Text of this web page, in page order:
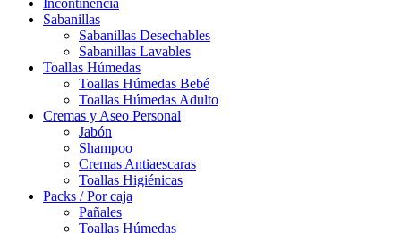
Sabanillas
Sabanillas Desechables
Sabanillas Lavables
Toallas Húmedas
Toallas Húmedas Bebé
Toallas Húmedas Adulto
Cremas y Aseo Personal
Jabón
Shampoo
Cremas Antiaescaras
Toallas Higiénicas
Packs / Por caja
Pañales
Toallas Húmedas